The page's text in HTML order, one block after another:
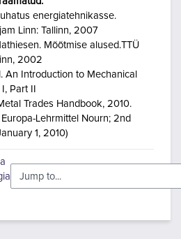
energiatehnikasse.
Linn: Tallinn, 2007
Mõõtmise alused.TTÜ
, 2002
An Introduction to Mechanical
I, Part II
Trades Handbook, 2010.
-Lehrmittel Nourn; 2nd
1, 2010)